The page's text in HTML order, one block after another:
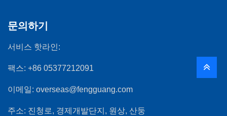
문의하기
서비스 핫라인:
팩스: +86 05377212091
이메일: overseas@fengguang.com
주소: 진청로, 경제개발단지, 원상, 산둥